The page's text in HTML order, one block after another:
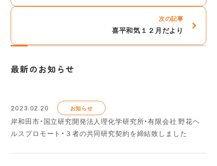
次の記事
喜平和気１２月だより
最新のお知らせ
2023.02.20 お知らせ
岸和田市・国立研究開発法人理化学研究所・有限会社 野花ヘ
ルスプロモート・３者の共同研究契約を締結致しました